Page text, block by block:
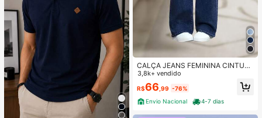
CALÇA JEANS FEMININA CINTUR
A ALTA PANTALONA WIDE LEG LIS
A DENIM PREMIUM-11.11 Promoçã
o Cor Preto
3,8k+ vendido
R$66 ,99 -76%
Envio Nacional
4-7 dias